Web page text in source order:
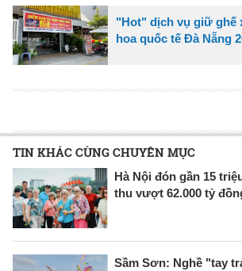
"Hot" dịch vụ giữ ghế
hoa quốc tế Đà Nẵng
TIN KHÁC CÙNG CHUYÊN MỤC
Hà Nội đón gần 15
thu vượt 62.000 tỷ
Sầm Sơn: Nghề "tay